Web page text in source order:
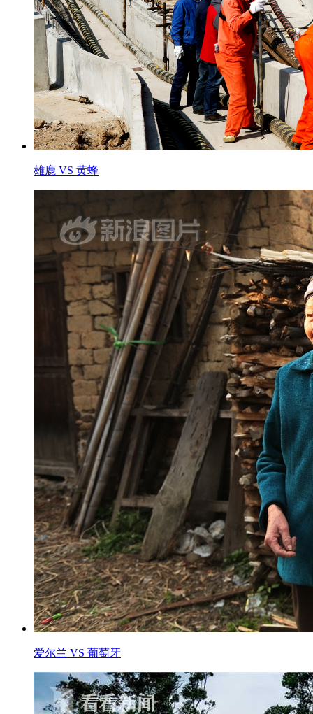
雄鹿 VS 黄蜂
爱尔兰 VS 葡萄牙